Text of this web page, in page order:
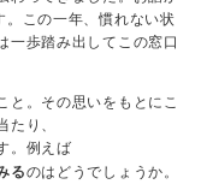
この一年、慣れない状
一歩踏み出してこの窓口
と。その思いをもとにこ
り、
。例えば
るのはどうでしょうか。